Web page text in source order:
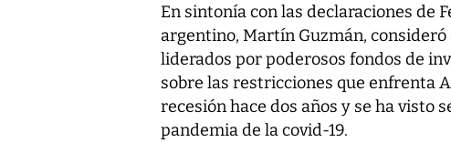
En sintonía con las declaraciones de
argentino, Martín Guzmán,
liderados por poderosos fondos de
sobre las restricciones que enfrenta
recesión hace dos años y se ha visto
pandemia de la covid-19.